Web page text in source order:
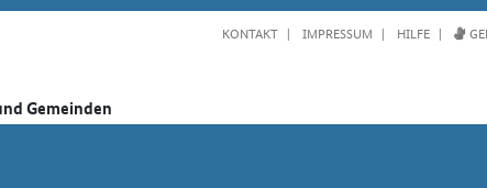
KONTAKT IMPRESSUM HILFE
Gemeinden